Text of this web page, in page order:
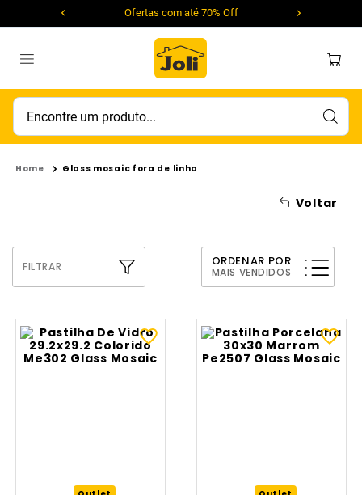
Ofertas com até 70% Off
Encontre um produto...
Voltar
Glass mosaic fora de linha
FILTRAR ORDENAR POR
MAIS VENDIDOS